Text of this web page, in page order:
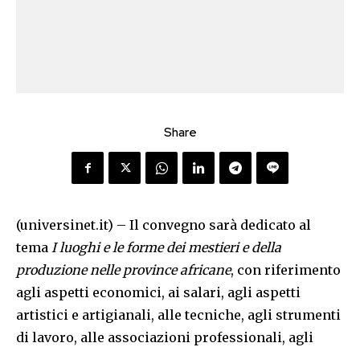
Share
(universinet.it) – Il convegno sarà dedicato al
tema I luoghi e le forme dei mestieri e della
produzione nelle province africane, con riferimento
agli aspetti economici, ai salari, agli aspetti
artistici e artigianali, alle tecniche, agli strumenti
di lavoro, alle associazioni professionali, agli